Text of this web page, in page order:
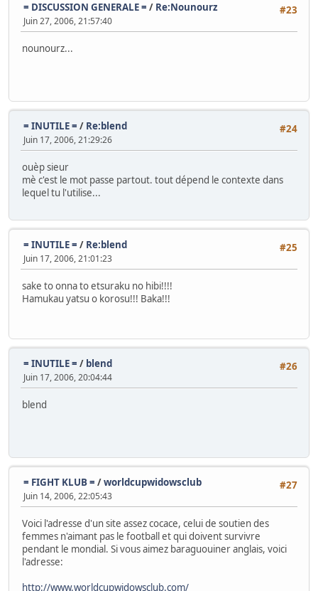
#23
= DISCUSSION GENERALE = / Re:Nounourz
Juin 27, 2006, 21:57:40
nounourz...
#24
= INUTILE = / Re:blend
Juin 17, 2006, 21:29:26
ouèp sieur
mè c'est le mot passe partout. tout dépend le contexte dans
lequel tu l'utilise...
#25
= INUTILE = / Re:blend
Juin 17, 2006, 21:01:23
sake to onna to etsuraku no hibi!!!!
Hamukau yatsu o korosu!!! Baka!!!
#26
= INUTILE = / blend
Juin 17, 2006, 20:04:44
blend
#27
= FIGHT KLUB = /worldcupwidowsclub
Juin 14, 2006, 22:05:43
Voici l'adresse d'un site assez cocace, celui de soutien des
femmes n'aimant pas le football et qui doivent survivre
pendant le mondial. Si vous aimez baraguouiner anglais, voici
l'adresse:
http://www.worldcupwidowsclub.com/